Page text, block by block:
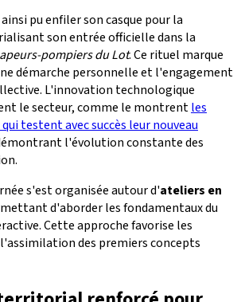
pu enfiler son casque pour la
son entrée officielle dans la
pompiers du Lot. Ce rituel marque
démarche personnelle et l'engagement
L'innovation technologique
le secteur, comme le montrentles
testent avec succès leur nouveau
l'évolution constante des
s'est organisée autour d'ateliers en
d'aborder les fondamentaux du
Cette approche favorise les
des premiers concepts